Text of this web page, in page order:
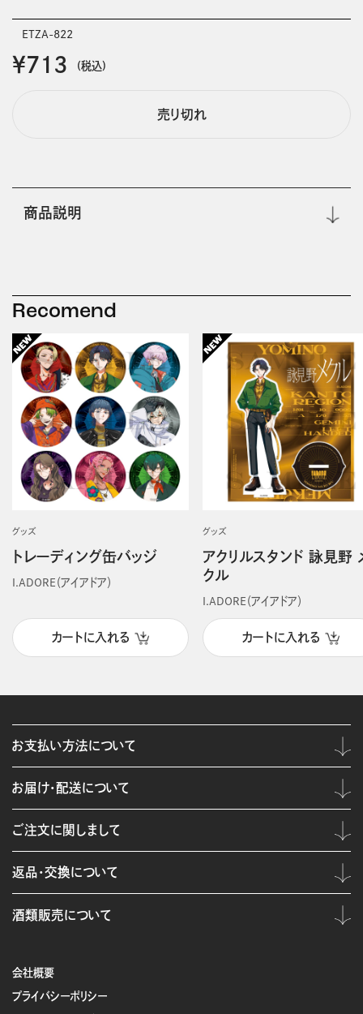
ETZA-822
￥713 (税込)
売り切れ
商品説明
Recomend
グッズ
トレーディング缶バッジ
I.ADORE（アイアドア）
カートに入れる
グッズ
アクリルスタンド 詠見野
クル
I.ADORE（アイアドア）
カートに入れる
会社概要
プライバシーポリシー
お支払い方法について
お届け・配送について
ご注文に関しまして
返品・交換について
酒類販売について